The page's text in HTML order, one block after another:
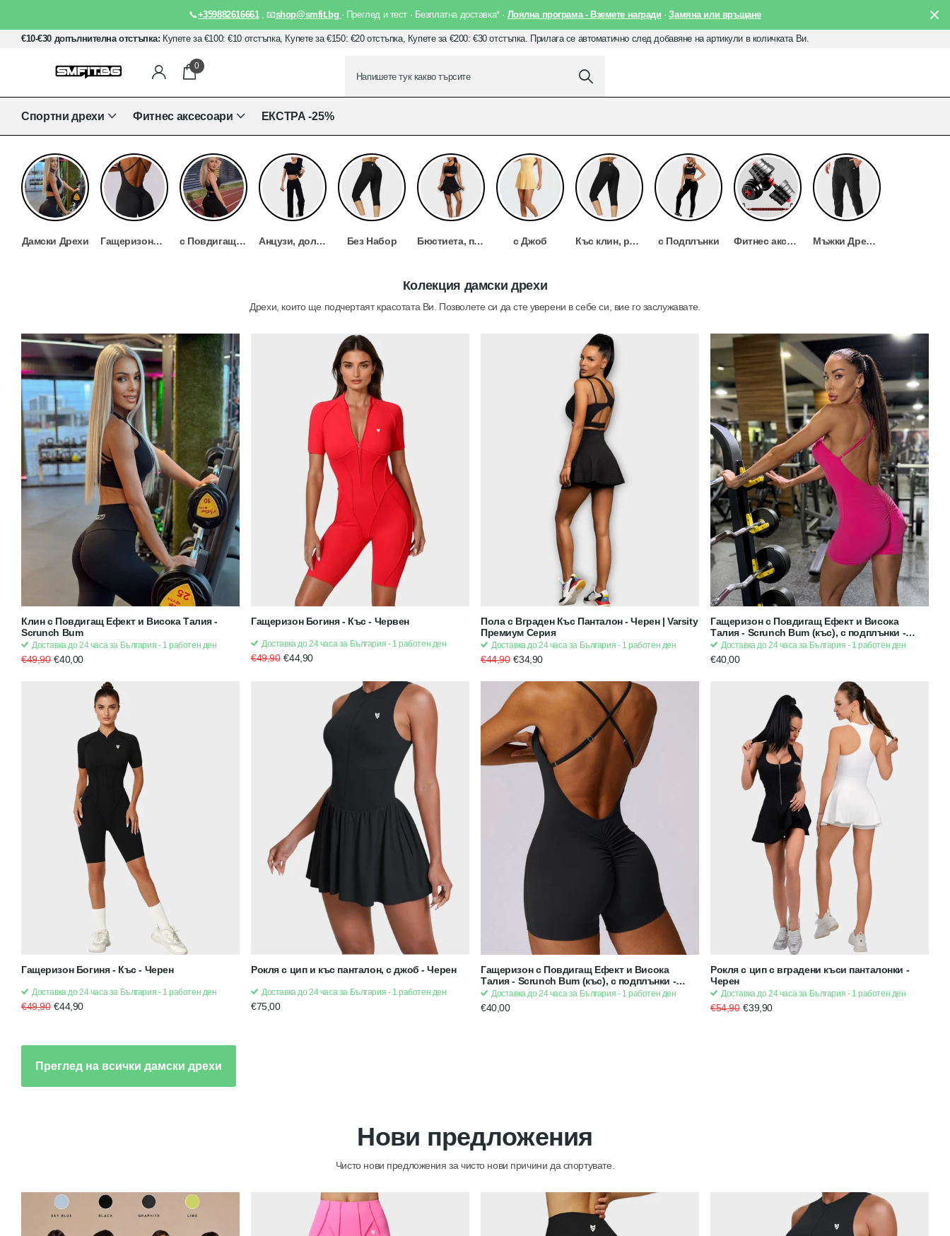
📞+359882616661 , 📧shop@smfit.bg · Преглед и тест · Безплатна доставка* · Лоялна програма - Вземете награди ·Замяна или връщане
€10-€30 допълнителна отстъпка: Купете за €100: €10 отстъпка, Купете за €150: €20 отстъпка, Купете за €200: €30 отстъпка. Прилага се автоматично след добавяне на артикули в количката Ви.
0
Спортни дрехи Фитнес аксесоари ЕКСТРА -25%
Дамски Дрехи Гащеризони, бодита и рокли с Повдигащ Ефект - Scrunch Bum Клин Анцузи, долнища и панталони Без Набор Бюстиета, потници, тениски, блузи, горнища с Джоб Къс клин, рокля, къси гащи, комплекти с Подплънки Фитнес аксесоари Мъжки Дрехи - Премиум колекция за Спорт и Ежедневие
Колекция дамски дрехи
Дрехи, които ще подчертаят красотата Ви. Позволете си да сте уверени в себе си, вие го заслужавате.
Клин с Повдигащ Ефект и Висока Талия -
Scrunch Bum
Доставка до 24 часа за България - 1 работен ден
€49,90 €40,00
Гащеризон Богиня - Къс - Червен
Доставка до 24 часа за България - 1 работен ден
€49,90 €44,90
Пола с Вграден Къс Панталон - Черен | Varsity
Премиум Серия
Доставка до 24 часа за България - 1 работен ден
€44,90 €34,90
Гащеризон с Повдигащ Ефект и Висока
Талия - Scrunch Bum (къс), с подплънки -
Розов | Strong x Feminine
Доставка до 24 часа за България - 1 работен ден
€40,00
Гащеризон Богиня - Къс - Черен
Доставка до 24 часа за България - 1 работен ден
€49,90 €44,90
Рокля с цип и къс панталон, с джоб - Черен
Доставка до 24 часа за България - 1 работен ден
€75,00
Гащеризон с Повдигащ Ефект и Висока
Талия - Scrunch Bum (къс), с подплънки -
Черен | Strong x Feminine
Доставка до 24 часа за България - 1 работен ден
€40,00
Рокля с цип с вградени къси панталонки -
Черен
Доставка до 24 часа за България - 1 работен ден
€54,90 €39,90
Преглед на всички дамски дрехи
Нови предложения
Чисто нови предложения за чисто нови причини да спортувате.